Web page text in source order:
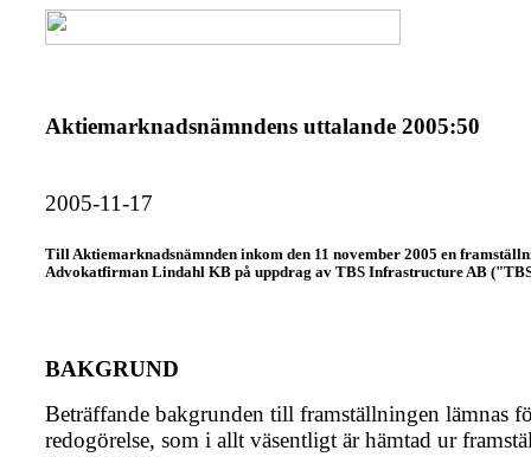
Aktiemarknadsnämndens uttalande 2005:50
2005-11-17
Till Aktiemarknadsnämnden inkom den 11 november 2005 en
Advokatfirman Lindahl KB på uppdrag av TBS Infrastructure AB
BAKGRUND
Beträffande bakgrunden till framställningen lämnas
redogörelse, som i allt väsentligt är hämtad ur